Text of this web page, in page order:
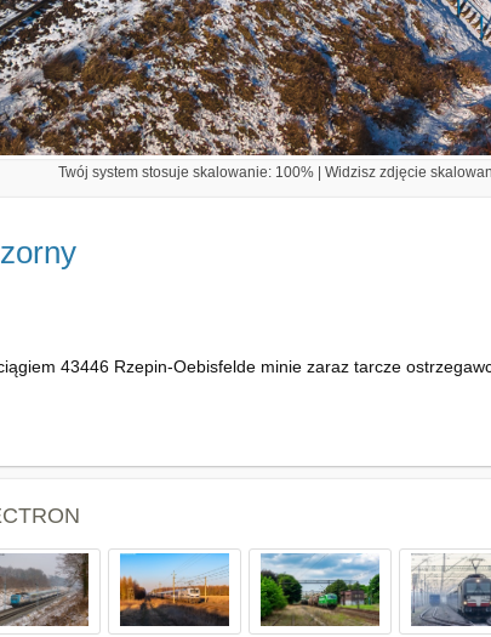
Twój system stosuje skalowanie: 100% | Widzisz zdjęcie
43446 Rzepin-Oebisfelde minie zaraz tarcze